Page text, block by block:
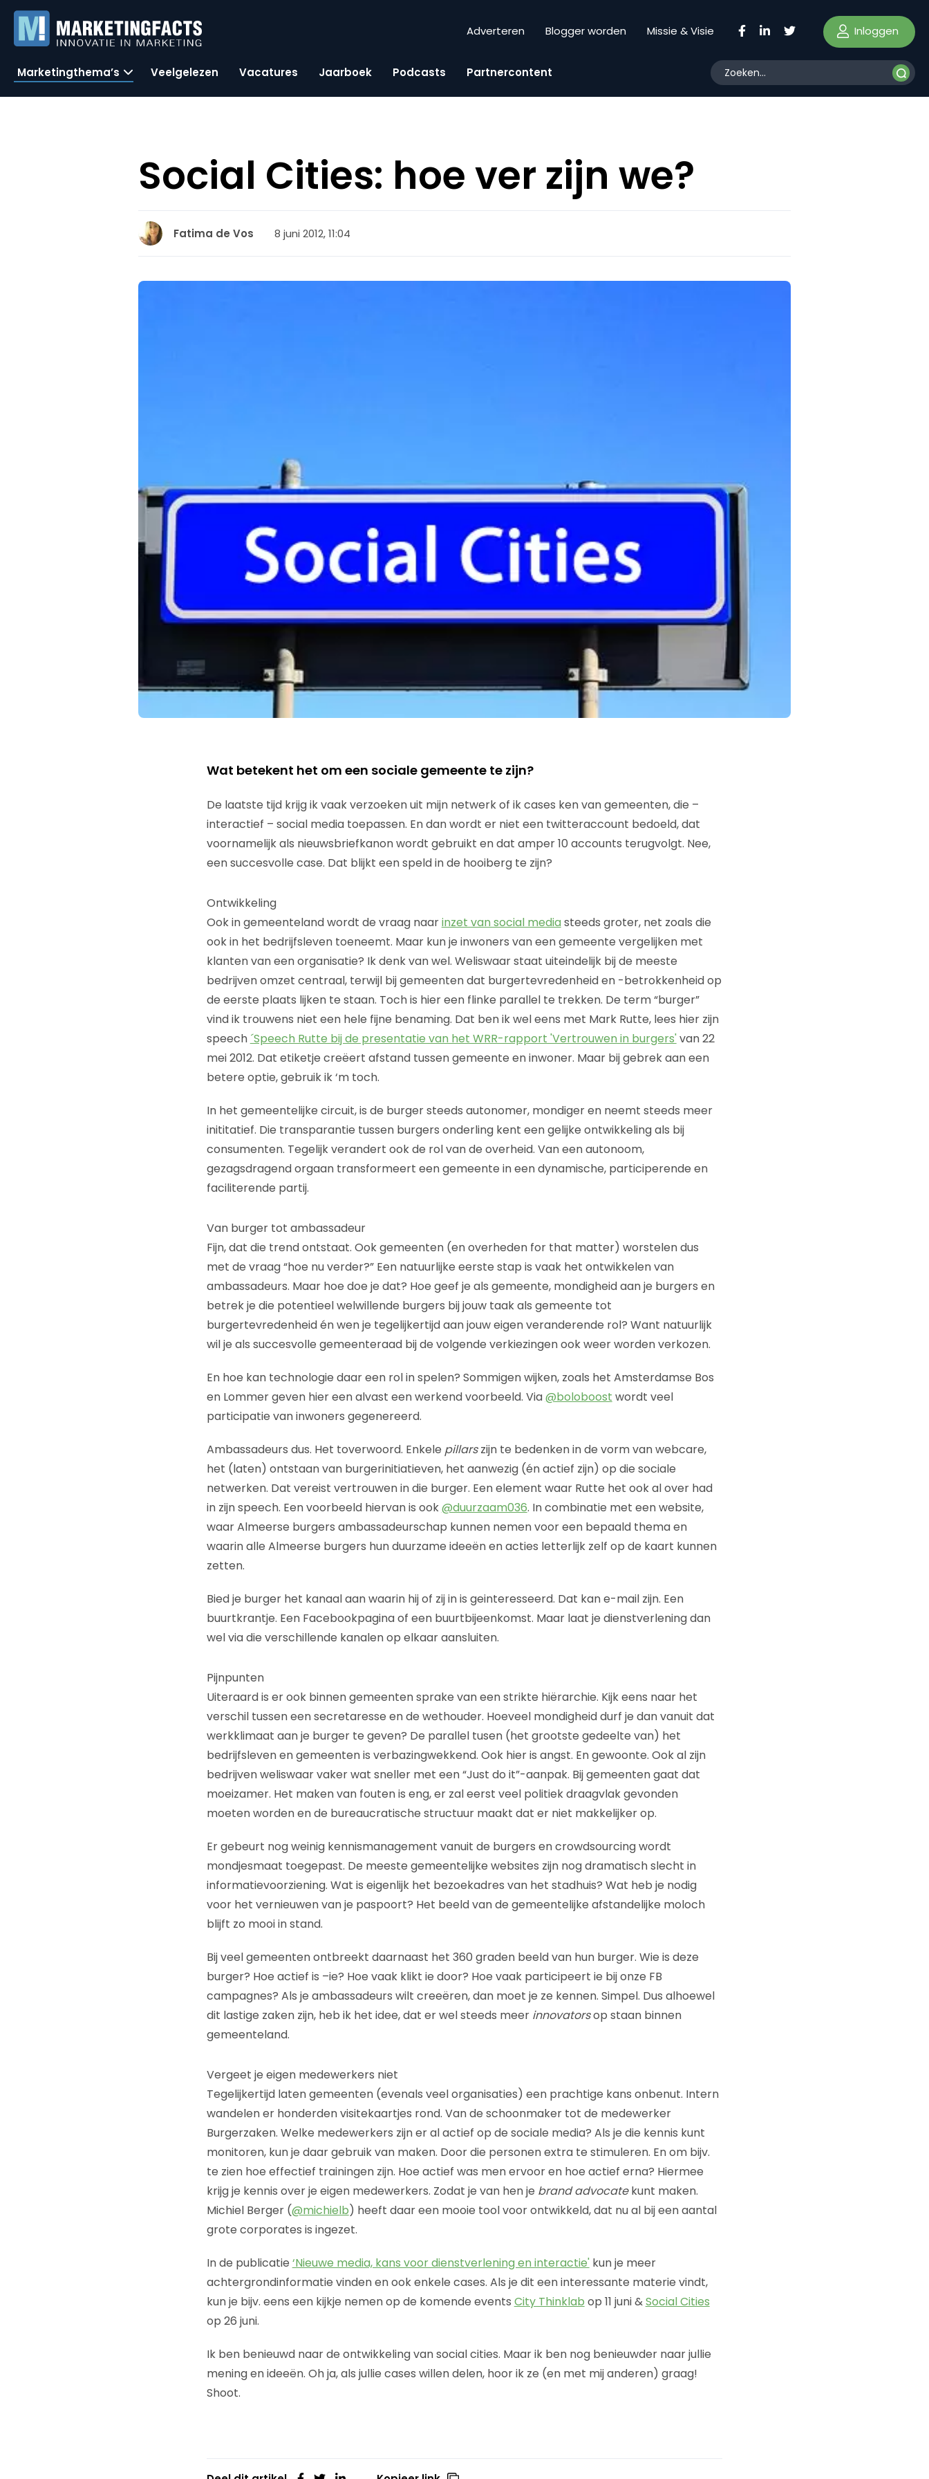
Adverteren Blogger worden Missie & Visie Inloggen
Marketingthema’s Veelgelezen Vacatures Jaarboek Podcasts Partnercontent
Social Cities: hoe ver zijn we?
Fatima de Vos 8 juni 2012, 11:04
Wat betekent het om een sociale gemeente te zijn?
De laatste tijd krijg ik vaak verzoeken uit mijn netwerk of ik cases ken van gemeenten, die –
interactief – social media toepassen. En dan wordt er niet een twitteraccount bedoeld, dat
voornamelijk als nieuwsbriefkanon wordt gebruikt en dat amper 10 accounts terugvolgt. Nee,
een succesvolle case. Dat blijkt een speld in de hooiberg te zijn?
Ontwikkeling
Ook in gemeenteland wordt de vraag naarinzet van social media steeds groter, net zoals die
ook in het bedrijfsleven toeneemt. Maar kun je inwoners van een gemeente vergelijken met
klanten van een organisatie? Ik denk van wel. Weliswaar staat uiteindelijk bij de meeste
bedrijven omzet centraal, terwijl bij gemeenten dat burgertevredenheid en -betrokkenheid op
de eerste plaats lijken te staan. Toch is hier een flinke parallel te trekken. De term “burger”
vind ik trouwens niet een hele fijne benaming. Dat ben ik wel eens met Mark Rutte, lees hier zijn
speech ´Speech Rutte bij de presentatie van het WRR-rapport 'Vertrouwen in burgers'van 22
mei 2012. Dat etiketje creëert afstand tussen gemeente en inwoner. Maar bij gebrek aan een
betere optie, gebruik ik ‘m toch.
In het gemeentelijke circuit, is de burger steeds autonomer, mondiger en neemt steeds meer
inititatief. Die transparantie tussen burgers onderling kent een gelijke ontwikkeling als bij
consumenten. Tegelijk verandert ook de rol van de overheid. Van een autonoom,
gezagsdragend orgaan transformeert een gemeente in een dynamische, participerende en
faciliterende partij.
Van burger tot ambassadeur
Fijn, dat die trend ontstaat. Ook gemeenten (en overheden for that matter) worstelen dus
met de vraag “hoe nu verder?” Een natuurlijke eerste stap is vaak het ontwikkelen van
ambassadeurs. Maar hoe doe je dat? Hoe geef je als gemeente, mondigheid aan je burgers en
betrek je die potentieel welwillende burgers bij jouw taak als gemeente tot
burgertevredenheid én wen je tegelijkertijd aan jouw eigen veranderende rol? Want natuurlijk
wil je als succesvolle gemeenteraad bij de volgende verkiezingen ook weer worden verkozen.
En hoe kan technologie daar een rol in spelen? Sommigen wijken, zoals het Amsterdamse Bos
en Lommer geven hier een alvast een werkend voorbeeld. Via@boloboost wordt veel
participatie van inwoners gegenereerd.
Ambassadeurs dus. Het toverwoord. Enkele pillarszijn te bedenken in de vorm van webcare,
het (laten) ontstaan van burgerinitiatieven, het aanwezig (én actief zijn) op die sociale
netwerken. Dat vereist vertrouwen in die burger. Een element waar Rutte het ook al over had
in zijn speech. Een voorbeeld hiervan is ook@duurzaam036. In combinatie met een website,
waar Almeerse burgers ambassadeurschap kunnen nemen voor een bepaald thema en
waarin alle Almeerse burgers hun duurzame ideeën en acties letterlijk zelf op de kaart kunnen
zetten.
Bied je burger het kanaal aan waarin hij of zij in is geinteresseerd. Dat kan e-mail zijn. Een
buurtkrantje. Een Facebookpagina of een buurtbijeenkomst. Maar laat je dienstverlening dan
wel via die verschillende kanalen op elkaar aansluiten.
Pijnpunten
Uiteraard is er ook binnen gemeenten sprake van een strikte hiërarchie. Kijk eens naar het
verschil tussen een secretaresse en de wethouder. Hoeveel mondigheid durf je dan vanuit dat
werkklimaat aan je burger te geven? De parallel tusen (het grootste gedeelte van) het
bedrijfsleven en gemeenten is verbazingwekkend. Ook hier is angst. En gewoonte. Ook al zijn
bedrijven weliswaar vaker wat sneller met een “Just do it”-aanpak. Bij gemeenten gaat dat
moeizamer. Het maken van fouten is eng, er zal eerst veel politiek draagvlak gevonden
moeten worden en de bureaucratische structuur maakt dat er niet makkelijker op.
Er gebeurt nog weinig kennismanagement vanuit de burgers en crowdsourcing wordt
mondjesmaat toegepast. De meeste gemeentelijke websites zijn nog dramatisch slecht in
informatievoorziening. Wat is eigenlijk het bezoekadres van het stadhuis? Wat heb je nodig
voor het vernieuwen van je paspoort? Het beeld van de gemeentelijke afstandelijke moloch
blijft zo mooi in stand.
Bij veel gemeenten ontbreekt daarnaast het 360 graden beeld van hun burger. Wie is deze
burger? Hoe actief is –ie? Hoe vaak klikt ie door? Hoe vaak participeert ie bij onze FB
campagnes? Als je ambassadeurs wilt creeëren, dan moet je ze kennen. Simpel. Dus alhoewel
dit lastige zaken zijn, heb ik het idee, dat er wel steeds meer innovatorsop staan binnen
gemeenteland.
Vergeet je eigen medewerkers niet
Tegelijkertijd laten gemeenten (evenals veel organisaties) een prachtige kans onbenut. Intern
wandelen er honderden visitekaartjes rond. Van de schoonmaker tot de medewerker
Burgerzaken. Welke medewerkers zijn er al actief op de sociale media? Als je die kennis kunt
monitoren, kun je daar gebruik van maken. Door die personen extra te stimuleren. En om bijv.
te zien hoe effectief trainingen zijn. Hoe actief was men ervoor en hoe actief erna? Hiermee
krijg je kennis over je eigen medewerkers. Zodat je van hen je brand advocatekunt maken.
Michiel Berger (@michielb) heeft daar een mooie tool voor ontwikkeld, dat nu al bij een aantal
grote corporates is ingezet.
In de publicatie ‘Nieuwe media, kans voor dienstverlening en interactie'kun je meer
achtergrondinformatie vinden en ook enkele cases. Als je dit een interessante materie vindt,
kun je bijv. eens een kijkje nemen op de komende events City Thinklab op 11 juni &Social Cities
op 26 juni.
Ik ben benieuwd naar de ontwikkeling van social cities. Maar ik ben nog benieuwder naar jullie
mening en ideeën. Oh ja, als jullie cases willen delen, hoor ik ze (en met mij anderen) graag!
Shoot.